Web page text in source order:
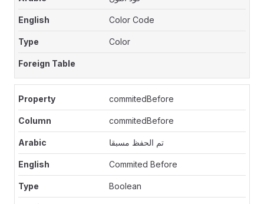
Color Code
Color
commitedBefore
commitedBefore
تم الحفظ مسبقا
Commited Before
Boolean